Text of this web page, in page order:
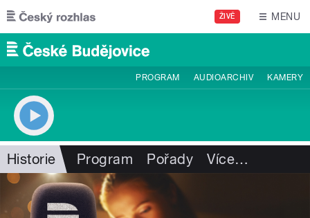
Přejít k hlavnímu obsahu
ŽIVĚ MENU
PROGRAM AUDIOARCHIV KAMERY
Historie Program Pořady Více…